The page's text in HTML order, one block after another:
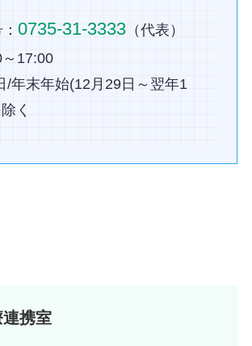
：0735-31-3333 （代表）
～17:00
/年末年始(12月29日～翌年1
く
携室